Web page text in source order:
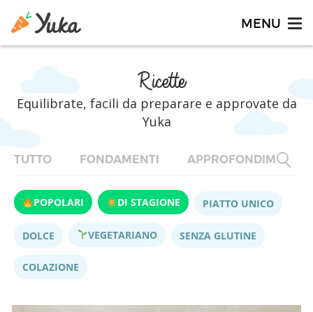
Ricette
Equilibrate, facili da preparare e approvate da
Yuka
TUTTO FONDAMENTI APPROFONDIMENTI
POPOLARI DI STAGIONE PIATTO UNICO
DOLCE VEGETARIANO SENZA GLUTINE
COLAZIONE